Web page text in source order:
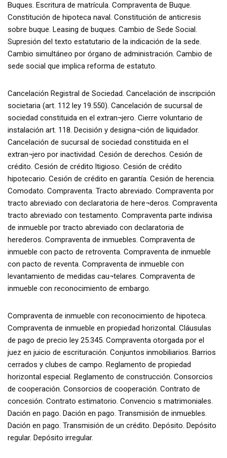
Buques. Escritura de matrícula. Compraventa de Buque.
Constitución de hipoteca naval. Constitución de anticresis
sobre buque. Leasing de buques. Cambio de Sede Social.
Supresión del texto estatutario de la indicación de la sede.
Cambio simultáneo por órgano de administración. Cambio de
sede social que implica reforma de estatuto.
Cancelación Registral de Sociedad. Cancelación de inscripción
societaria (art. 112 ley 19.550). Cancelación de sucursal de
sociedad constituida en el extran¬jero. Cierre voluntario de
instalación art. 118. Decisión y designa¬ción de liquidador.
Cancelación de sucursal de sociedad constituida en el
extran¬jero por inactividad. Cesión de derechos. Cesión de
crédito. Cesión de crédito ltigioso. Cesión de crédito
hipotecario. Cesión de crédito en garantía. Cesión de herencia.
Comodato. Compraventa. Tracto abreviado. Compraventa por
tracto abreviado con declaratoria de here¬deros. Compraventa
tracto abreviado con testamento. Compraventa parte indivisa
de inmueble por tracto abreviado con declaratoria de
herederos. Compraventa de inmuebles. Compraventa de
inmueble con pacto de retroventa. Compraventa de inmueble
con pacto de reventa. Compraventa de inmueble con
levantamiento de medidas cau¬telares. Compraventa de
inmueble con reconocimiento de embargo.
Compraventa de inmueble con reconocimiento de hipoteca.
Compraventa de inmueble en propiedad horizontal. Cláusulas
de pago de precio ley 25.345. Compraventa otorgada por el
juez en juicio de escrituración. Conjuntos inmobiliarios. Barrios
cerrados y clubes de campo. Reglamento de propiedad
horizontal especial. Reglamento de construcción. Consorcios
de cooperación. Consorcios de cooperación. Contrato de
concesión. Contrato estimatorio. Convencio s matrimoniales.
Dación en pago. Dación en pago. Transmisión de inmuebles.
Dación en pago. Transmisión de un crédito. Depósito. Depósito
regular. Depósito irregular.